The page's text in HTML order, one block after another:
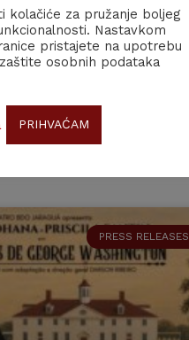
PRESS RELEASES
kolačiće za pružanje boljeg
Nastavkom
pristajete na upotrebu
osobnih podataka
PRIHVAĆAM